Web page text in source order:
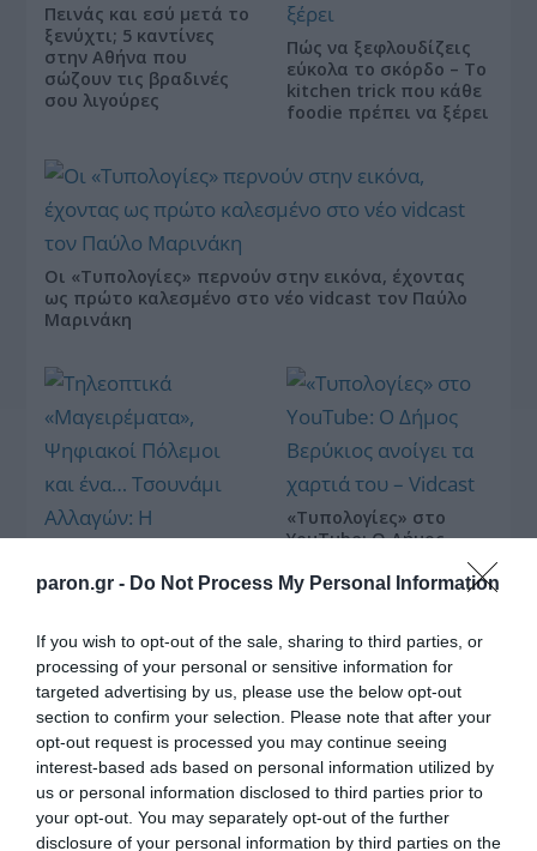
paron.gr - Do Not Process My Personal Information
If you wish to opt-out of the sale, sharing to third parties, or
processing of your personal or sensitive information for
targeted advertising by us, please use the below opt-out
section to confirm your selection. Please note that after your
opt-out request is processed you may continue seeing
interest-based ads based on personal information utilized by
us or personal information disclosed to third parties prior to
your opt-out. You may separately opt-out of the further
disclosure of your personal information by third parties on the
Πεινάς και εσύ μετά το
ξενύχτι; 5 καντίνες
στην Αθήνα που
σώζουν τις βραδινές
σου λιγούρες
Πώς να ξεφλουδίζεις
εύκολα το σκόρδο – Το
kitchen trick που κάθε
foodie πρέπει να ξέρει
Οι «Τυπολογίες» περνούν στην εικόνα, έχοντας
ως πρώτο καλεσμένο στο νέο vidcast τον Παύλο
Μαρινάκη
Τηλεοπτικά
«Μαγειρέματα»,
Ψηφιακοί Πόλεμοι και
ένα… Τσουνάμι
Αλλαγών: Η Εβδομάδα
που Ανακάτεψε την
Τράπουλα των
Ελληνικών Media
«Τυπολογίες» στο
YouTube: Ο Δήμος
χαρτιά του – Vidcast